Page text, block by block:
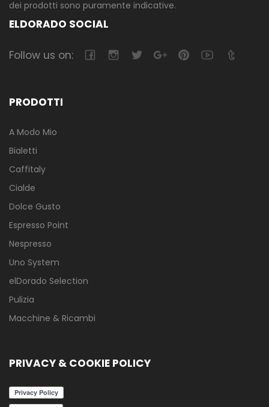
dei prodotti sono puramente indicative.
ELDORADO SOCIAL
Follow us on:
PRODOTTI
A Modo Mio
Bialetti
Caffitaly
Cialde
Dolce Gusto
Espresso Point
Nespresso
Uno System
elDorado Selection
Pulizia
Macchine & Ricambi
PRIVACY & COOKIE POLICY